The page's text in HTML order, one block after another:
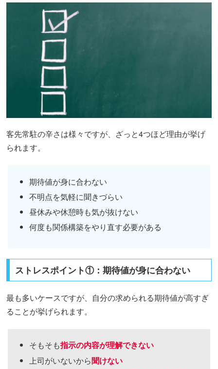
客先常駐の辛さは様々ですが、ざっと4つほど理由が挙げ
られます。
期待値が身に合わない
不明点を気軽に聞きづらい
昼休みや休憩時も気が抜けない
何度も関係構築をやり直す必要がある
ストレスポイント①：期待値が身に合わない
最も多いケースですが、自分の求められる期待値が高すぎ
ることが挙げられます。
そもそも指示の内容が理解できない
上司がいないから聞けない